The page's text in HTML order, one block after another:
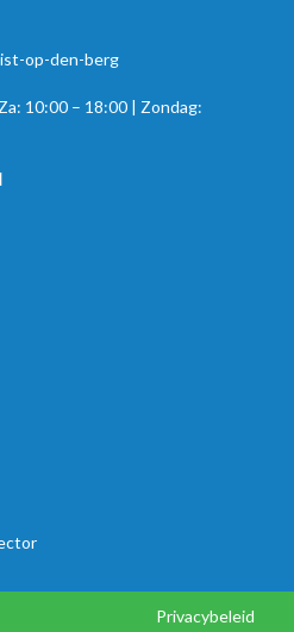
op-den-berg
10:00 – 18:00 | Zondag:
Privacybeleid